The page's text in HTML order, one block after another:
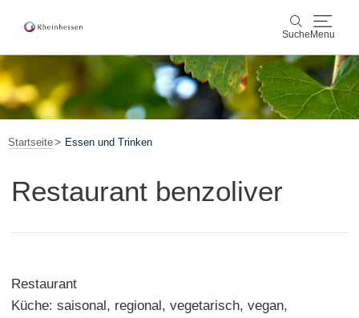
Suche Menu
Suche
Wein & Genuss
Shop
Startseite Essen und Trinken
Restaurant benzoliver
Restaurant
Küche: saisonal, regional, vegetarisch, vegan,